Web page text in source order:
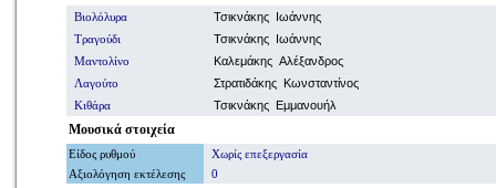
Βιολόλυρα
Τσικνάκης Ιωάννης
Τραγούδι
Τσικνάκης Ιωάννης
Μαντολίνο
Καλεμάκης Αλέξανδρος
Λαγούτο
Στρατιδάκης Κωνσταντίνος
Κιθάρα
Τσικνάκης Εμμανουήλ
Μουσικά στοιχεία
Είδος ρυθμού
Χωρίς επεξεργασία
Αξιολόγηση εκτέλεσης
0